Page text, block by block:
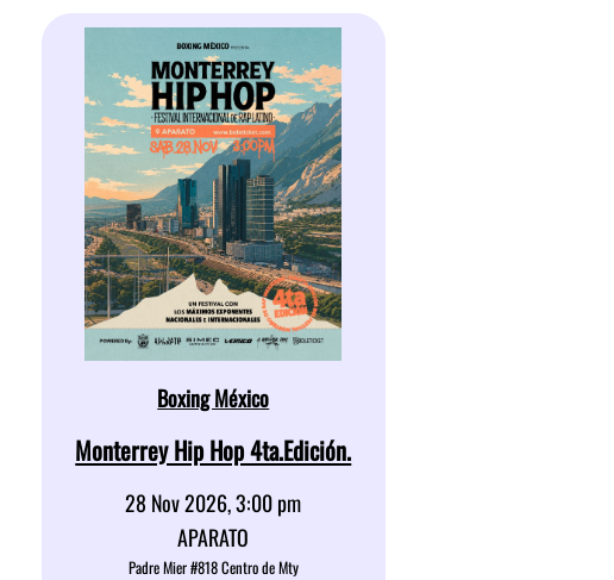
Boxing México
Monterrey Hip Hop 4ta.Edición.
28 Nov 2026, 3:00 pm
APARATO
Padre Mier #818 Centro de Mty